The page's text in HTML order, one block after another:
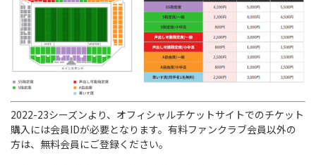
2022-23シーズンより、オフィシャルチケットサイトでのチケット
購入には会員IDが必要となります。有料ファンクラブ会員以外の
方は、無料会員にご登録ください。